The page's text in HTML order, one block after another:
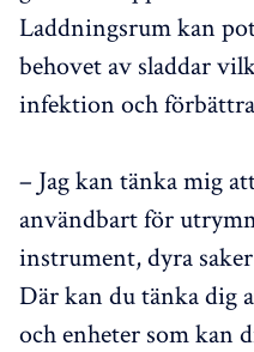
Laddningsrum kan
behovet av sladdar
infektion och
– Jag kan tänka mig
användbart för
instrument, dyra
Där kan du tänka dig
och enheter som kan